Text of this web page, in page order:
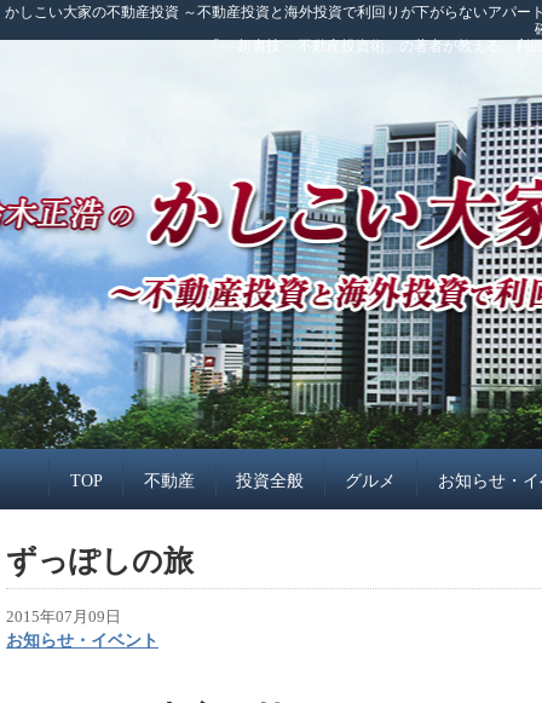
かしこい大家の不動産投資 ～不動産投資と海外投資で利回りが下がらないアパ
「<<超裏技>>不動産投資術」の著者が教える、
TOP 不動産 投資全般 グルメ お知らせ・
ずっぽしの旅
2015年07月09日
お知らせ・イベント